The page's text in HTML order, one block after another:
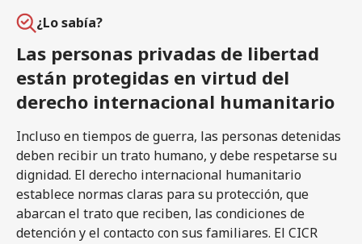
¿Lo sabía?
Las personas privadas de libertad
están protegidas en virtud del
derecho internacional humanitario
Incluso en tiempos de guerra, las personas detenidas
deben recibir un trato humano, y debe respetarse su
dignidad. El derecho internacional humanitario
establece normas claras para su protección, que
abarcan el trato que reciben, las condiciones de
detención y el contacto con sus familiares. El CICR